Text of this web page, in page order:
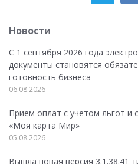
Новости
С 1 сентября 2026 года
документы становятся
готовность бизнеса
06.08.2026
Прием оплат с учетом льгот и
«Моя карта Мир»
05.08.2026
Вышла новая версия 3.1.38.41